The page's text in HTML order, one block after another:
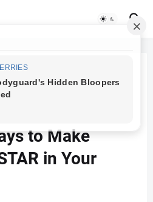
Watch The
Third Demco
to Make
in Your